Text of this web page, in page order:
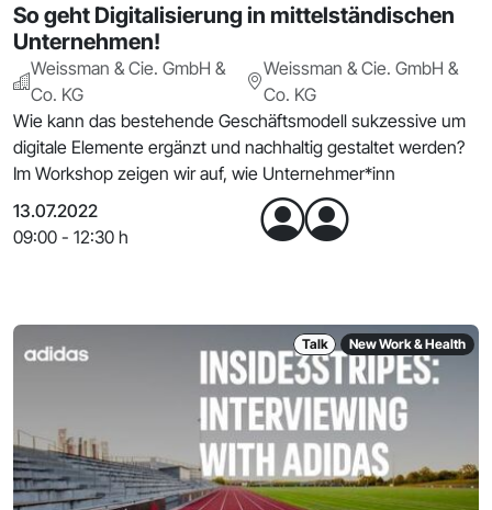
So geht Digitalisierung in mittelständischen
Unternehmen!
Weissman & Cie. GmbH &
Co. KG
Weissman & Cie. GmbH &
Co. KG
Wie kann das bestehende Geschäftsmodell sukzessive um
digitale Elemente ergänzt und nachhaltig gestaltet werden?
Im Workshop zeigen wir auf, wie Unternehmer*inn
13.07.2022
09:00 - 12:30 h
Talk New Work & Health